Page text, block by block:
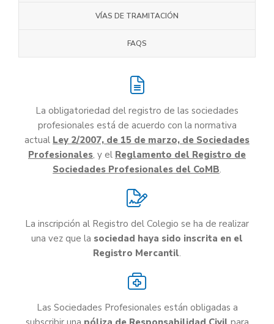
VÍAS DE TRAMITACIÓN
FAQS
La obligatoriedad del registro de las sociedades
profesionales está de acuerdo con la normativa
actual Ley 2/2007, de 15 de marzo, de Sociedades
Profesionales, y el Reglamento del Registro de
Sociedades Profesionales del CoMB.
La inscripción al Registro del Colegio se ha de realizar
una vez que la sociedad haya sido inscrita en el
Registro Mercantil.
Las Sociedades Profesionales están obligadas a